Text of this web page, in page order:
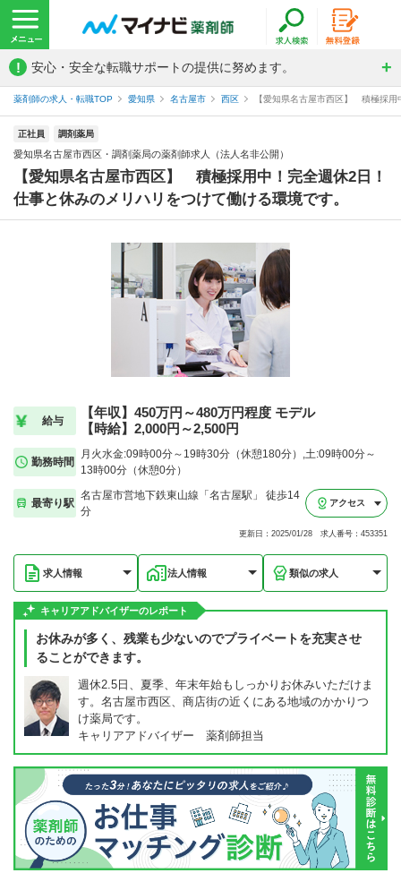
! 安心・安全な転職サポートの提供に努めます。
薬剤師の求人・転職TOP 愛知県 名古屋市 西区 【愛知県名古屋市西区】 積極採
正社員 調剤薬局
愛知県名古屋市西区・調剤薬局の薬剤師求人（法人名非公開）
【愛知県名古屋市西区】 積極採用中！完全週休2日！
仕事と休みのメリハリをつけて働ける環境です。
給与
【年収】450万円～480万円程度 モデル
【時給】2,000円～2,500円
勤務時間
月火水金:09時00分～19時30分（休憩180分）,土:09時00分～
13時00分（休憩0分）
最寄り駅
名古屋市営地下鉄東山線「名古屋駅」 徒歩14
分
アクセス
更新日：2025/01/28 求人番号：453351
求人情報 法人情報 類似の求人
キャリアアドバイザーのレポート
お休みが多く、残業も少ないのでプライベートを充実させ
ることができます。
週休2.5日、夏季、年末年始もしっかりお休みいただけま
す。名古屋市西区、商店街の近くにある地域のかかりつ
け薬局です。
キャリアアドバイザー 薬剤師担当